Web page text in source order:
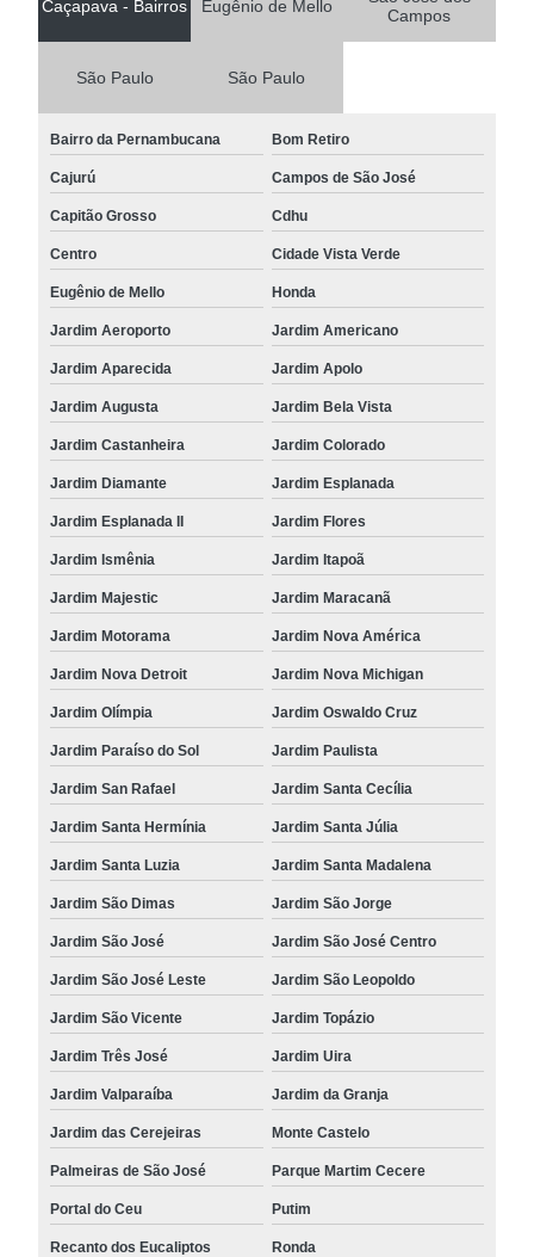
Caçapava - Bairros Eugênio de Mello
Campos
São Paulo São Paulo
Bairro da Pernambucana Bom Retiro
Cajurú Campos de São José
Capitão Grosso Cdhu
Centro Cidade Vista Verde
Eugênio de Mello Honda
Jardim Aeroporto Jardim Americano
Jardim Aparecida Jardim Apolo
Jardim Augusta Jardim Bela Vista
Jardim Castanheira Jardim Colorado
Jardim Diamante Jardim Esplanada
Jardim Esplanada II Jardim Flores
Jardim Ismênia Jardim Itapoã
Jardim Majestic Jardim Maracanã
Jardim Motorama Jardim Nova América
Jardim Nova Detroit Jardim Nova Michigan
Jardim Olímpia Jardim Oswaldo Cruz
Jardim Paraíso do Sol Jardim Paulista
Jardim San Rafael Jardim Santa Cecília
Jardim Santa Hermínia Jardim Santa Júlia
Jardim Santa Luzia Jardim Santa Madalena
Jardim São Dimas Jardim São Jorge
Jardim São José Jardim São José Centro
Jardim São José Leste Jardim São Leopoldo
Jardim São Vicente Jardim Topázio
Jardim Três José Jardim Uira
Jardim Valparaíba Jardim da Granja
Jardim das Cerejeiras Monte Castelo
Palmeiras de São José Parque Martim Cecere
Portal do Ceu Putim
Recanto dos Eucaliptos Ronda